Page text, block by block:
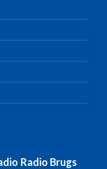
Radio Brugs